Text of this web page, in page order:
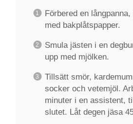
Förbered en
med bakplåtspapper.
Smula jästen i en
upp med mjölken.
Tillsätt smör,
socker och vetemjöl.
minuter i en assistent,
slutet. Låt degen jäsa